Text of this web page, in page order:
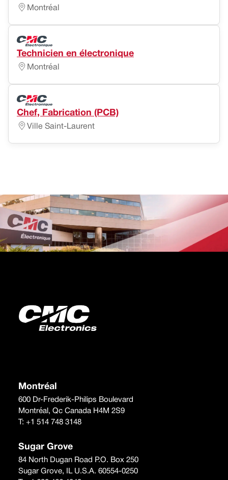
Montréal
Technicien en électronique
Montréal
Chef, Fabrication (PCB)
Ville Saint-Laurent
Montréal
600 Dr-Frederik-Philips Boulevard
Montréal, Qc Canada H4M 2S9
T: +1 514 748 3148
Sugar Grove
84 North Dugan Road P.O. Box 250
Sugar Grove, IL U.S.A. 60554-0250